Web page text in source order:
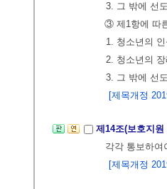
3. 그 밖에 선
③ 제1항에 따
1. 청소년의
2. 청소년의
3. 그 밖에 선
[제목개정
제14조(보호지
각각 통보하
[제목개정